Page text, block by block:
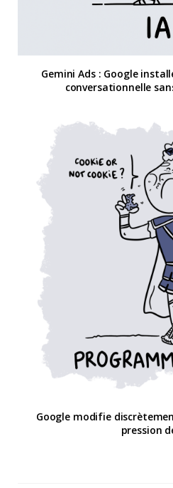
Gemini Ads : Google
conversationnelle
Google modifie
pression